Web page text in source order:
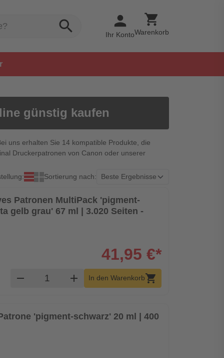
search person
Ihr Konto
shopping_cart
Warenkorb
günstig kaufen
uns erhalten Sie 14 kompatible Produkte, die
Druckerpatronen von Canon oder unserer
Sortierung nach:
Patronen MultiPack 'pigment-
gelb grau' 67 ml | 3.020 Seiten -
41,95 €*
remove Produkt Warenkorb Menge
add In den Warenkorbshopping_cart
'pigment-schwarz' 20 ml | 400